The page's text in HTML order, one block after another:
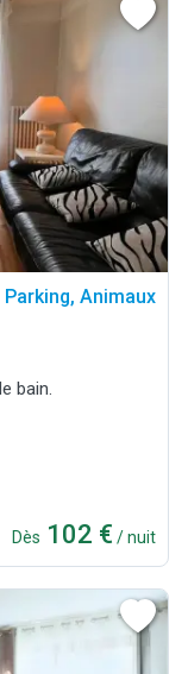
Animaux
bain.
Dès 102 € / nuit